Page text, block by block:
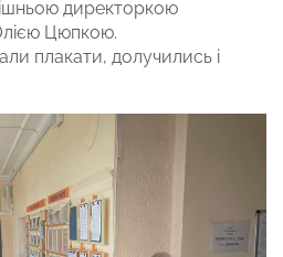
директоркою
Цюпкою.
плакати, долучились і